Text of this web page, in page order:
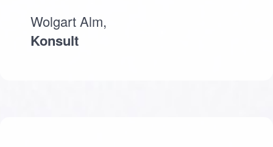
Wolgart Alm,
Konsult